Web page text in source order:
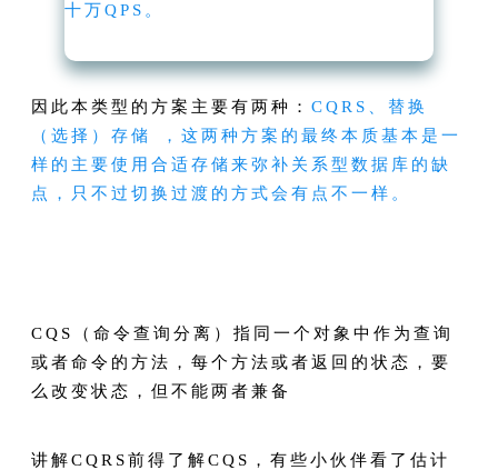
十万QPS。
因此本类型的方案主要有两种： CQRS、替换
（选择）存储 ，这两种方案的最终本质基本是一
样的主要使用合适存储来弥补关系型数据库的缺
点，只不过切换过渡的方式会有点不一样。
CQS（命令查询分离）指同一个对象中作为查询
或者命令的方法，每个方法或者返回的状态，要
么改变状态，但不能两者兼备
讲解CQRS前得了解CQS，有些小伙伴看了估计